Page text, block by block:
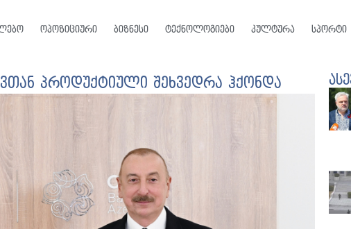
ოპოზიციური ბიზნესი ტექნოლოგიები კულტურა სპორტი
პროდუქტიული შეხვედრა ჰქონდა